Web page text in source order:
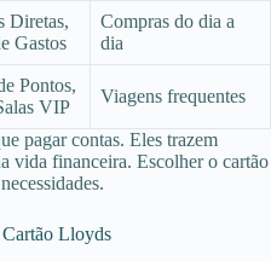
Diretas,
Gastos
Compras do dia a
dia
Pontos,
VIP
Viagens frequentes
pagar contas. Eles trazem
vida financeira. Escolher o cartão
Lloyds